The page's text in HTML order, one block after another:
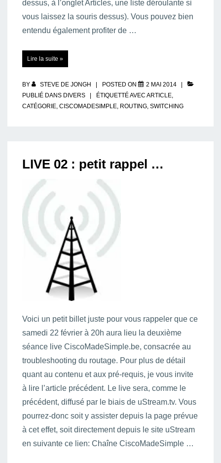
dessus, à l’onglet Articles, une liste déroulante si
vous laissez la souris dessus). Vous pouvez bien
entendu également profiter de …
plus
aisément
Lire la suite »
BY STEVE DE JONGH POSTED ON
2 MAI 2014
PUBLIÉ DANS DIVERS ÉTIQUETTÉ AVEC ARTICLE,
CATÉGORIE, CISCOMADESIMPLE, ROUTING, SWITCHING
LIVE 02 : petit rappel …
Voici un petit billet juste pour vous rappeler que ce
samedi 22 février à 20h aura lieu la deuxième
séance live CiscoMadeSimple.be, consacrée au
troubleshooting du routage. Pour plus de détail
quant au contenu et aux pré-requis, je vous invite
à lire l’article précédent. Le live sera, comme le
précédent, diffusé par le biais de uStream.tv. Vous
pourrez-donc soit y assister depuis la page prévue
à cet effet, soit directement depuis le site uStream
en suivante ce lien: Chaîne CiscoMadeSimple …